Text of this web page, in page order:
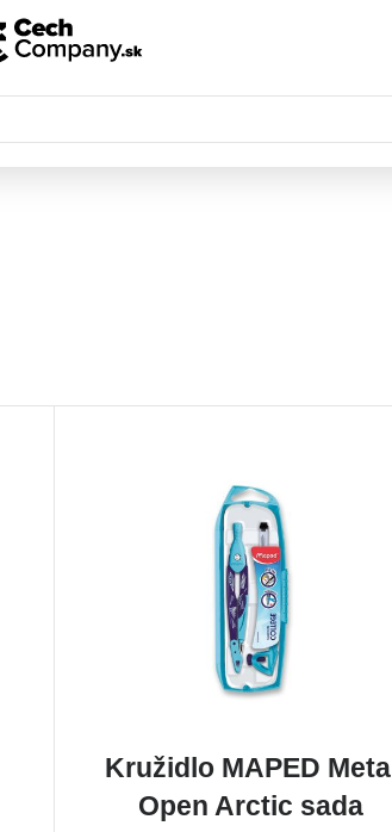
Kružidlo MAPED Metal
Open Arctic sada